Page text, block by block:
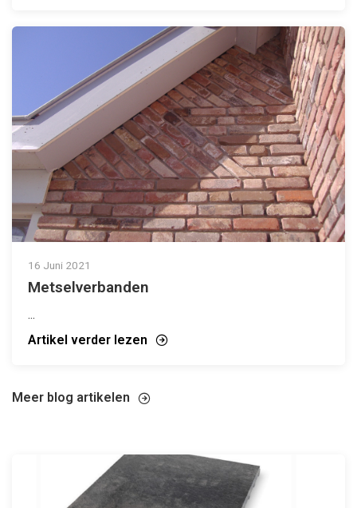
16 Juni 2021
Metselverbanden
...
Artikel verder lezen
Meer blog artikelen